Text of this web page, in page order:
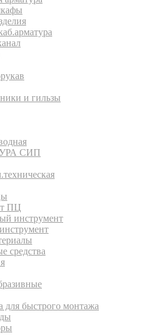
и гильзы
СИП
ПЦ
инструмент
средства
для быстрого монтажа